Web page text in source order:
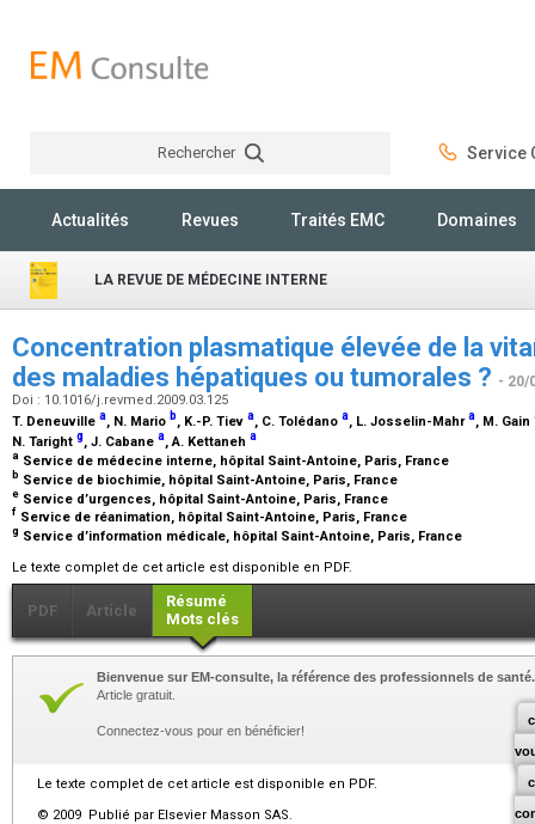
Rechercher Service
Actualités Revues Traités EMC Domaines
LA REVUE DE MÉDECINE INTERNE
Concentration plasmatique élevée de la
des maladies hépatiques ou tumorales ? - 20/
Doi : 10.1016/j.revmed.2009.03.125
T. Deneuville a, N. Mario b, K.-P. Tiev a, C. Tolédano a, L. Josselin-Mahra, M. Gain
N. Taright g, J. Cabane a, A. Kettaneh a
a Service de médecine interne, hôpital Saint-Antoine, Paris, France
b Service de biochimie, hôpital Saint-Antoine, Paris, France
e Service d’urgences, hôpital Saint-Antoine, Paris, France
f Service de réanimation, hôpital Saint-Antoine, Paris, France
g Service d’information médicale, hôpital Saint-Antoine, Paris, France
Le texte complet de cet article est disponible en PDF.
PDF Article
Résumé
Mots clés
Bienvenue sur EM-consulte, la référence des professionnels de santé.
Article gratuit.
Connectez-vous pour en bénéficier!
Le texte complet de cet article est disponible en PDF.
© 2009 Publié par Elsevier Masson SAS.